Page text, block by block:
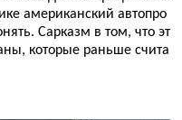
американский автопро
Сарказм в том, что эт
которые раньше счита